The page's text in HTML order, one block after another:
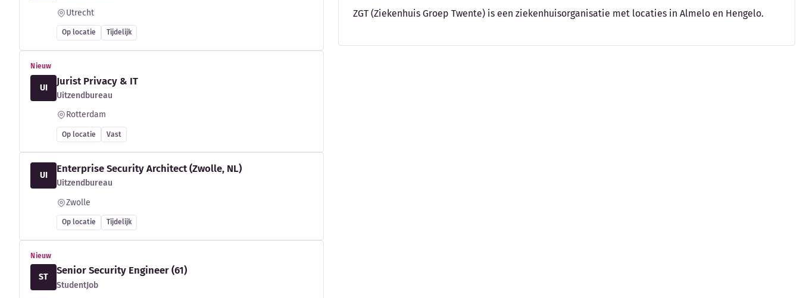
Utrecht
Op locatie Tijdelijk
Nieuw
UI
Jurist Privacy & IT
Uitzendbureau
Rotterdam
Op locatie Vast
UI
Enterprise Security Architect (Zwolle, NL)
Uitzendbureau
Zwolle
Op locatie Tijdelijk
Nieuw
ST
Senior Security Engineer (61)
StudentJob
ZGT (Ziekenhuis Groep Twente) is een ziekenhuisorganisatie met locaties in Almelo en Hengelo.